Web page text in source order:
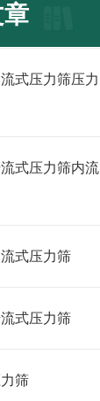
式压力筛压力
式压力筛内流
式压力筛
式压力筛
筛